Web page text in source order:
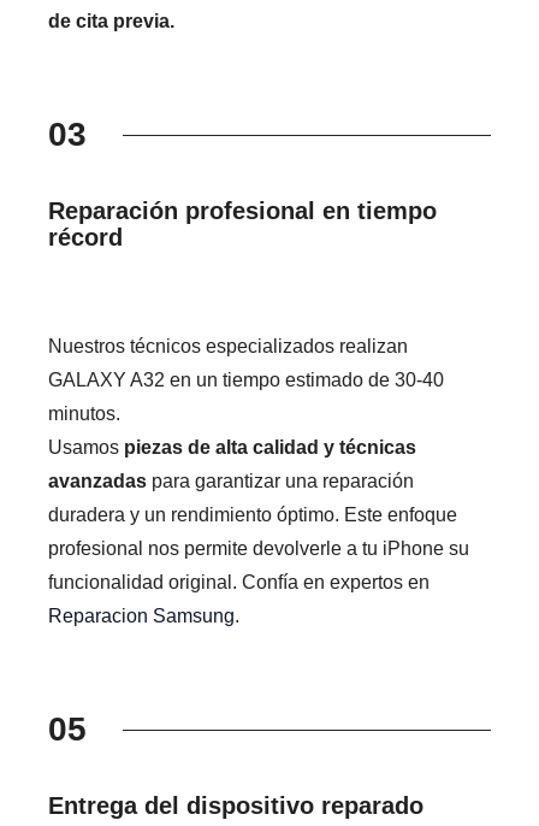
de cita previa.
03
Reparación profesional en tiempo
récord
Nuestros técnicos especializados realizan
GALAXY A32 en un tiempo estimado de 30-40
minutos.
Usamos piezas de alta calidad y técnicas
avanzadas para garantizar una reparación
duradera y un rendimiento óptimo. Este enfoque
profesional nos permite devolverle a tu iPhone su
funcionalidad original. Confía en expertos en
Reparacion Samsung.
05
Entrega del dispositivo reparado